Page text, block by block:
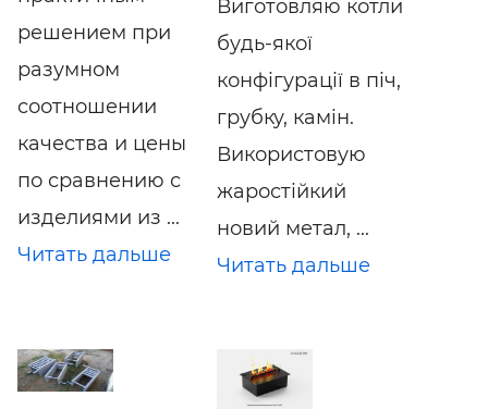
решением при
разумном
соотношении
качества и цены
по сравнению с
изделиями из ...
Читать дальше
Виготовляю котли
будь-якої
конфігурації в піч,
грубку, камін.
Використовую
жаростійкий
новий метал, ...
Читать дальше